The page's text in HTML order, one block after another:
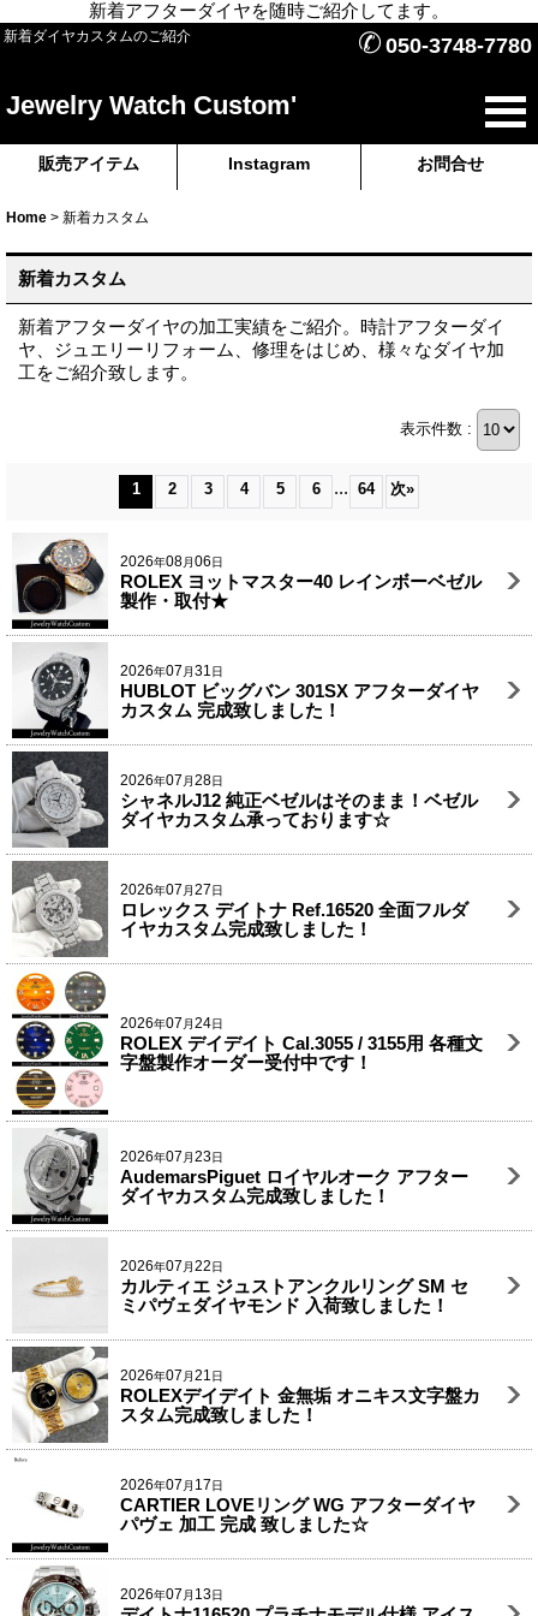
新着アフターダイヤを随時ご紹介してます。
新着ダイヤカスタムのご紹介 ✆ 050-3748-7780
Jewelry Watch Custom'
販売アイテム Instagram お問合せ
Home > 新着カスタム
新着カスタム
新着アフターダイヤの加工実績をご紹介。時計アフターダイ
ヤ、ジュエリーリフォーム、修理をはじめ、様々なダイヤ加
工をご紹介致します。
表示件数 :
1 2 3 4 5 6 ... 64 次»
2026年08月06日
ROLEX ヨットマスター40 レインボーベゼル
製作・取付★
2026年07 月31日
HUBLOT ビッグバン 301SX アフターダイヤ
カスタム 完成致しました！
2026年07 月28日
シャネルJ12 純正ベゼルはそのまま！ベゼル
ダイヤカスタム承っております☆
2026年07 月27日
ロレックス デイトナ Ref.16520 全面フルダ
イヤカスタム完成致しました！
2026年07 月24日
ROLEX デイデイト Cal.3055 / 3155用 各種文
字盤製作オーダー受付中です！
2026年07 月23日
AudemarsPiguet ロイヤルオーク アフター
ダイヤカスタム完成致しました！
2026年07 月22日
カルティエ ジュストアンクルリング SM セ
ミパヴェダイヤモンド 入荷致しました！
2026年07 月21日
ROLEXデイデイト 金無垢 オニキス文字盤カ
スタム完成致しました！
2026年07 月 17日
CARTIER LOVEリング WG アフターダイヤ
パヴェ 加工 完成 致しました☆
2026年07 月 13日